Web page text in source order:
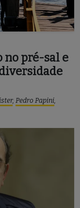
no pré-sal e
, Pedro Papini,